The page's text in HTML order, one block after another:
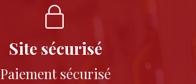
Site sécurisé
Paiement sécurisé